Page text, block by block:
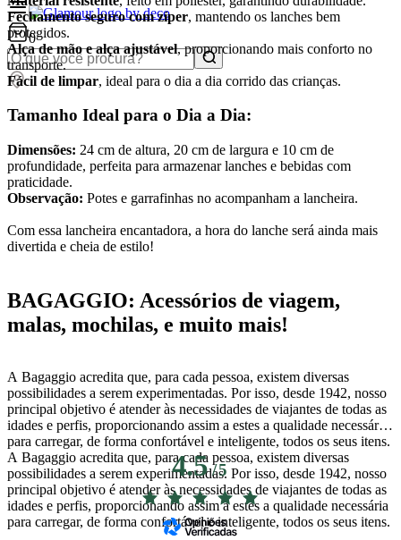
0
Fechamento seguro com zíper, mantendo os lanches bem
protegidos.
Alça de mão e alça ajustável, proporcionando mais conforto no
transporte.
Fácil de limpar, ideal para o dia a dia corrido das crianças.
Tamanho Ideal para o Dia a Dia:
Dimensões: 24 cm de altura, 20 cm de largura e 10 cm de
profundidade, perfeita para armazenar lanches e bebidas com
praticidade.
Observação: Potes e garrafinhas no acompanham a lancheira.
Com essa lancheira encantadora, a hora do lanche será ainda mais
divertida e cheia de estilo!
BAGAGGIO: Acessórios de viagem,
malas, mochilas, e muito mais!
A Bagaggio acredita que, para cada pessoa, existem diversas
possibilidades a serem experimentadas. Por isso, desde 1942, nosso
principal objetivo é atender às necessidades de viajantes de todas as
idades e perfis, proporcionando assim a estes a qualidade necessária
para carregar, de forma confortável e inteligente, todos os seus itens.
A Bagaggio acredita que, para cada pessoa, existem diversas
possibilidades a serem experimentadas. Por isso, desde 1942, nosso
principal objetivo é atender às necessidades de viajantes de todas as
idades e perfis, proporcionando assim a estes a qualidade necessária
para carregar, de forma confortável e inteligente, todos os seus itens.
4.5/5